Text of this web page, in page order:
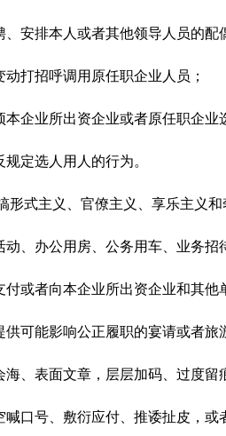
排本人或者其他领导人员的配
打招呼调用原任职企业人员；
企业所出资企业或者原任职企业
定选人用人的行为。
式主义、官僚主义、享乐主义和
办公用房、公务用车、业务招
者向本企业所出资企业和其他
能影响公正履职的宴请或者旅
表面文章，层层加码、过度留
号、敷衍应付、推诿扯皮，或